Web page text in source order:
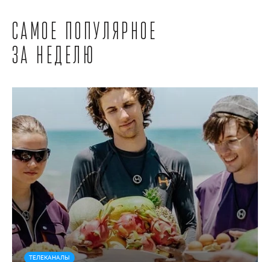
Самое популярное
за неделю
ТЕЛЕКАНАЛЫ